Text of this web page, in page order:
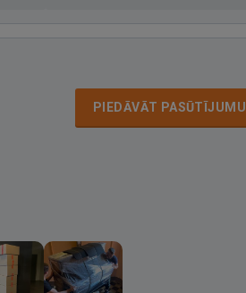
PIEDĀVĀT PASŪTĪJUMU